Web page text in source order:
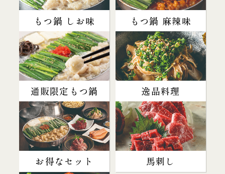
もつ鍋 しお味 もつ鍋 麻辣味
通販限定もつ鍋 逸品料理
お得なセット 馬刺し